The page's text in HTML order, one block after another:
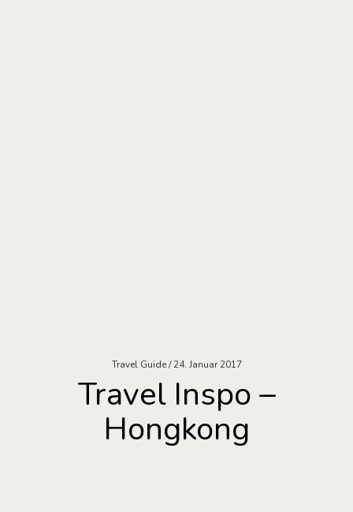
Travel Guide 24. Januar 2017
Travel Inspo –
Hongkong